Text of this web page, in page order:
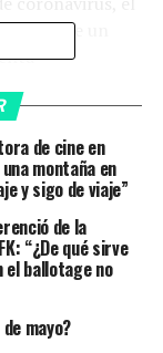
de un
compromiso
la provisión de
los
«afecta a
sobre
sentido
de cine en
montaña en
y sigo de viaje”
de la
“¿De qué sirve
ballotage no
mayo?